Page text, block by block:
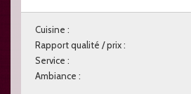
Cuisine :
Rapport qualité / prix :
Service :
Ambiance :